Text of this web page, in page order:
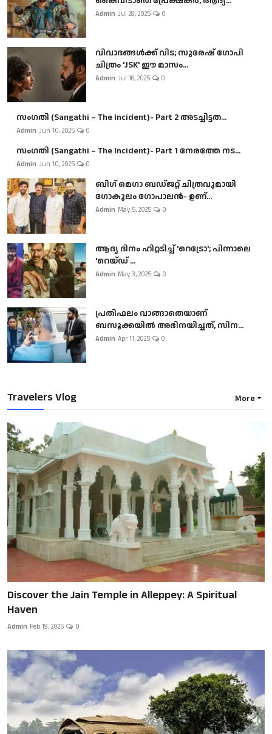
Admin Jul 28, 2025 0
വിവാദങ്ങൾക്ക് വിട; സുരേഷ് ഗോപി
ചിത്രം 'JSK' ഈ മാസം...
Admin Jul 16, 2025 0
സംഗതി (Sangathi – The Incident)- Part 2 അടച്ചിട്ടത...
Admin Jun 10, 2025 0
സംഗതി (Sangathi – The Incident)- Part 1 നേരത്തേ നട...
Admin Jun 10, 2025 0
ബി​ഗ് മെഗാ ബഡ്ജറ്റ് ചിത്രവുമായി
ഗോകുലം ഗോപാലൻ- ഉണ്...
Admin May 5, 2025 0
ആദ്യ ദിനം ഹിറ്റടിച്ച് 'റെട്രോ'; പിന്നാലെ
'റെയ്ഡ് ...
Admin May 3, 2025 0
പ്രതിഫലം വാങ്ങാതെയാണ്
ബസൂക്കയില്‍ അഭിനയിച്ചത്, സിന...
Admin Apr 11, 2025 0
Travelers Vlog More
Discover the Jain Temple in Alleppey: A Spiritual
Haven
Admin Feb 19, 2025 0